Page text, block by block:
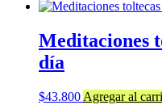
Meditaciones
día
$43.800 Agregar al